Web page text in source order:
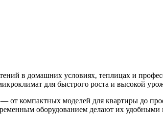
в домашних условиях, теплицах и
для быстрого роста и высокой
от компактных моделей для квартиры до
оборудованием делают их